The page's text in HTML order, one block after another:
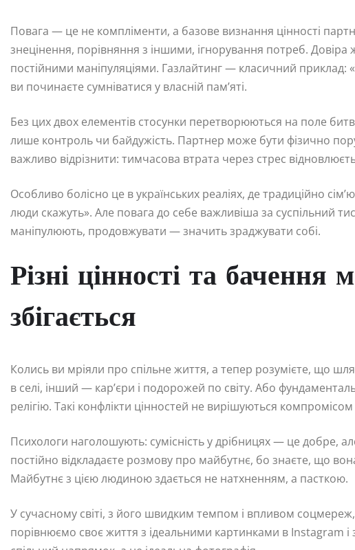
Повага — це не компліменти, а базове визнання цінності
знецінення, порівняння з іншими, ігнорування потреб.
постійними маніпуляціями. Газлайтинг — класичний приклад:
ви починаєте сумніватися у власній пам’яті.
Без цих двох елементів стосунки перетворюються на поле
лише контроль чи байдужість. Партнер може бути фізично
важливо відрізнити: тимчасова втрата через стрес
Особливо болісно це в українських реаліях, де традиційно
люди скажуть». Але повага до себе важливіша за суспільний
маніпулюють, продовжувати — значить зраджувати собі.
Різні цінності та бачення
збігається
Колись ви мріяли про спільне життя, а тепер розумієте, що
в селі, інший — кар’єри і подорожей по світу. Або
релігію. Такі конфлікти цінностей не вирішуються
Психологи наголошують: сумісність у дрібницях — це добре,
постійно відкладаєте розмову про майбутнє, бо знаєте, що
Майбутнє з цією людиною здається не натхненням, а пасткою.
У сучасному світі, з його швидким темпом і впливом
порівнюємо своє життя з ідеальними картинками в Instagram